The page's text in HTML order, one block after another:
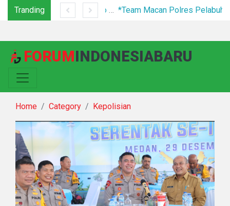
Tranding *Team Macan Polres Pelabuhan Belawan Amankan Tiga Anggota Geng Motor di Marelan Pasar 9*
FORUMINDONESIABARU
Home Category Kepolisian